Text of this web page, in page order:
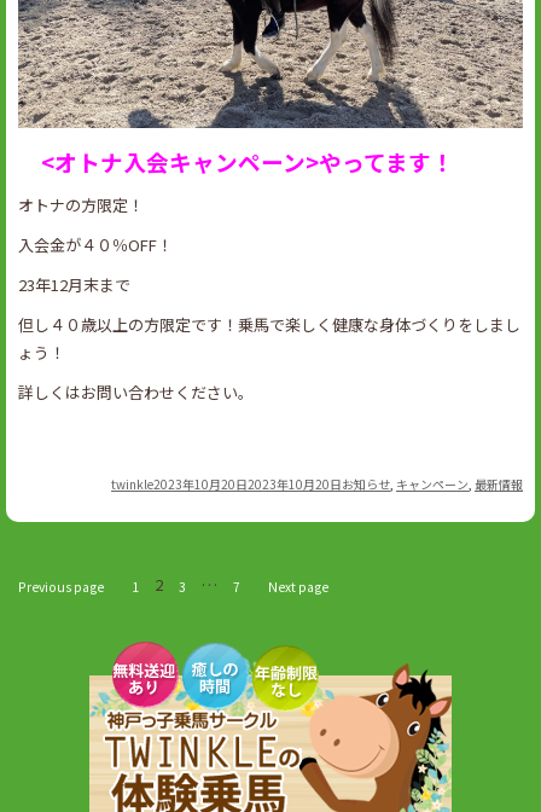
<オトナ入会キャンペーン>やってます！
オトナの方限定！
入会金が４０％OFF！
23年12月末まで
但し４０歳以上の方限定です！乗馬で楽しく健康な身体づくりをしまし
ょう！
詳しくはお問い合わせください。
Author
twinklePosted
2023年10月20日2023年10月20日Categories
お知らせ, キャンペーン, 最新情報
Previous page 1 2 3 … 7 Next page